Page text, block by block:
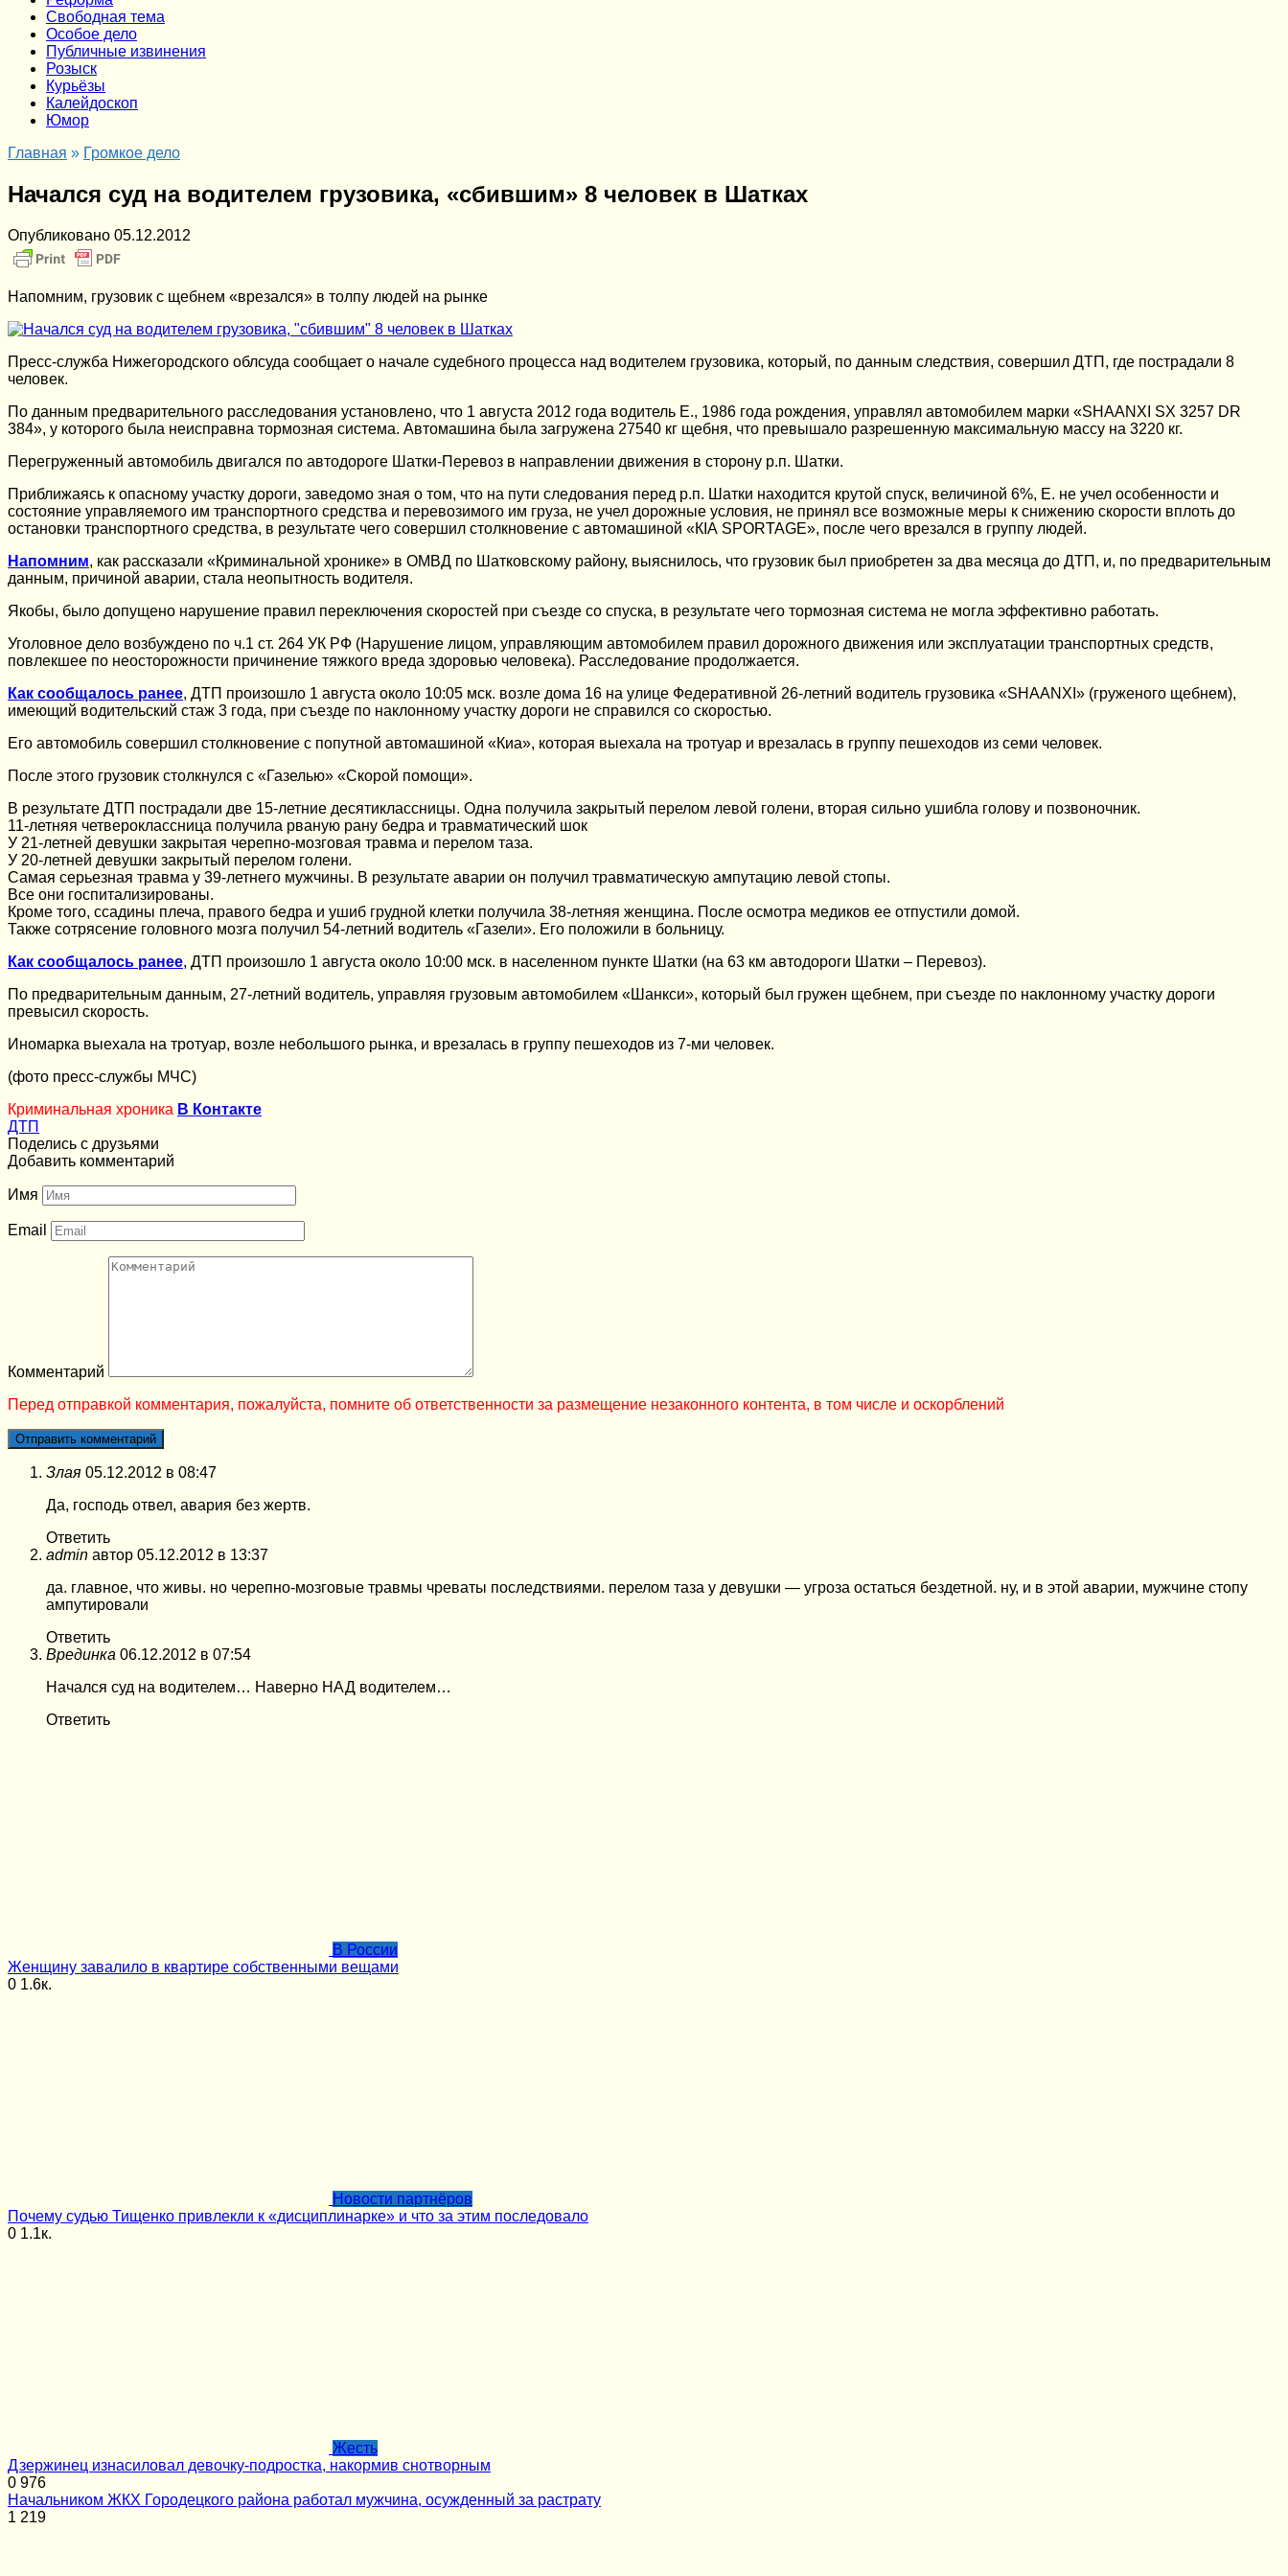
Cвободная тема
Особое дело
Публичные извинения
Розыск
Курьёзы
Калейдоскоп
Юмор
Главная » Громкое дело
Начался суд на водителем грузовика, «сбившим» 8 человек в Шатках
Опубликовано 05.12.2012
Напомним, грузовик с щебнем «врезался» в толпу людей на рынке
Пресс-служба Нижегородского облсуда сообщает о начале судебного процесса над водителем грузовика, который, по данным следствия, совершил ДТП, где пострадали 8
человек.
По данным предварительного расследования установлено, что 1 августа 2012 года водитель Е., 1986 года рождения, управлял автомобилем марки «SHAANXI SX 3257 DR
384», у которого была неисправна тормозная система. Автомашина была загружена 27540 кг щебня, что превышало разрешенную максимальную массу на 3220 кг.
Перегруженный автомобиль двигался по автодороге Шатки-Перевоз в направлении движения в сторону р.п. Шатки.
Приближаясь к опасному участку дороги, заведомо зная о том, что на пути следования перед р.п. Шатки находится крутой спуск, величиной 6%, Е. не учел особенности и
состояние управляемого им транспортного средства и перевозимого им груза, не учел дорожные условия, не принял все возможные меры к снижению скорости вплоть до
остановки транспортного средства, в результате чего совершил столкновение с автомашиной «КIА SPORTAGE», после чего врезался в группу людей.
Напомним, как рассказали «Криминальной хронике» в ОМВД по Шатковскому району, выяснилось, что грузовик был приобретен за два месяца до ДТП, и, по предварительным
данным, причиной аварии, стала неопытность водителя.
Якобы, было допущено нарушение правил переключения скоростей при съезде со спуска, в результате чего тормозная система не могла эффективно работать.
Уголовное дело возбуждено по ч.1 ст. 264 УК РФ (Нарушение лицом, управляющим автомобилем правил дорожного движения или эксплуатации транспортных средств,
повлекшее по неосторожности причинение тяжкого вреда здоровью человека). Расследование продолжается.
Как сообщалось ранее, ДТП произошло 1 августа около 10:05 мск. возле дома 16 на улице Федеративной 26-летний водитель грузовика «SHAANXI» (груженого щебнем),
имеющий водительский стаж 3 года, при съезде по наклонному участку дороги не справился со скоростью.
Его автомобиль совершил столкновение с попутной автомашиной «Киа», которая выехала на тротуар и врезалась в группу пешеходов из семи человек.
После этого грузовик столкнулся с «Газелью» «Скорой помощи».
В результате ДТП пострадали две 15-летние десятиклассницы. Одна получила закрытый перелом левой голени, вторая сильно ушибла голову и позвоночник.
11-летняя четвероклассница получила рваную рану бедра и травматический шок
У 21-летней девушки закрытая черепно-мозговая травма и перелом таза.
У 20-летней девушки закрытый перелом голени.
Самая серьезная травма у 39-летнего мужчины. В результате аварии он получил травматическую ампутацию левой стопы.
Все они госпитализированы.
Кроме того, ссадины плеча, правого бедра и ушиб грудной клетки получила 38-летняя женщина. После осмотра медиков ее отпустили домой.
Также сотрясение головного мозга получил 54-летний водитель «Газели». Его положили в больницу.
Как сообщалось ранее, ДТП произошло 1 августа около 10:00 мск. в населенном пункте Шатки (на 63 км автодороги Шатки – Перевоз).
По предварительным данным, 27-летний водитель, управляя грузовым автомобилем «Шанкси», который был гружен щебнем, при съезде по наклонному участку дороги
превысил скорость.
Иномарка выехала на тротуар, возле небольшого рынка, и врезалась в группу пешеходов из 7-ми человек.
(фото пресс-службы МЧС)
Криминальная хроника В Контакте
ДТП
Поделись с друзьями
Добавить комментарий
Имя
Email
Комментарий
Перед отправкой комментария, пожалуйста, помните об ответственности за размещение незаконного контента, в том числе и оскорблений
Злая 05.12.2012 в 08:47
Да, господь отвел, авария без жертв.
Ответить
admin автор 05.12.2012 в 13:37
да. главное, что живы. но черепно-мозговые травмы чреваты последствиями. перелом таза у девушки — угроза остаться бездетной. ну, и в этой аварии, мужчине стопу
ампутировали
Ответить
Врединка 06.12.2012 в 07:54
Начался суд на водителем… Наверно НАД водителем…
Ответить
В России
Женщину завалило в квартире собственными вещами
0 1.6к.
Новости партнёров
Почему судью Тищенко привлекли к «дисциплинарке» и что за этим последовало
0 1.1к.
Жесть
Дзержинец изнасиловал девочку-подростка, накормив снотворным
0 976
Начальником ЖКХ Городецкого района работал мужчина, осужденный за растрату
1 219